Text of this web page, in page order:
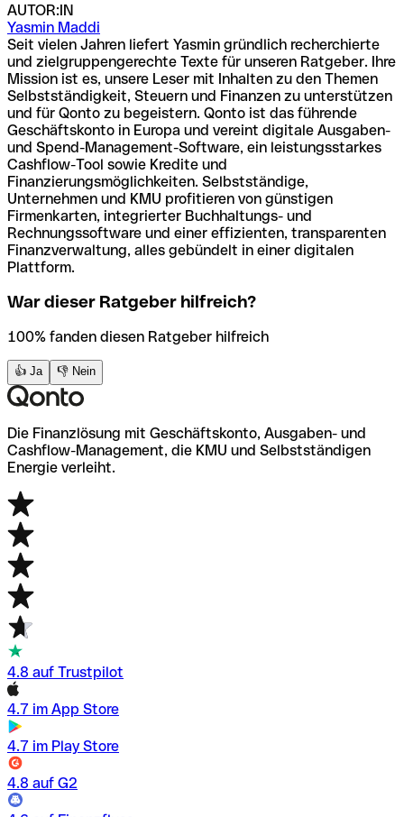
AUTOR:IN
Yasmin Maddi
Seit vielen Jahren liefert Yasmin gründlich recherchierte
und zielgruppengerechte Texte für unseren Ratgeber. Ihre
Mission ist es, unsere Leser mit Inhalten zu den Themen
Selbstständigkeit, Steuern und Finanzen zu unterstützen
und für Qonto zu begeistern. Qonto ist das führende
Geschäftskonto in Europa und vereint digitale Ausgaben-
und Spend-Management-Software, ein leistungsstarkes
Cashflow-Tool sowie Kredite und
Finanzierungsmöglichkeiten. Selbstständige,
Unternehmen und KMU profitieren von günstigen
Firmenkarten, integrierter Buchhaltungs- und
Rechnungssoftware und einer effizienten, transparenten
Finanzverwaltung, alles gebündelt in einer digitalen
Plattform.
War dieser Ratgeber hilfreich?
100% fanden diesen Ratgeber hilfreich
👍 Ja 👎 Nein
Die Finanzlösung mit Geschäftskonto, Ausgaben- und
Cashflow-Management, die KMU und Selbstständigen
Energie verleiht.
4.8 auf Trustpilot
4.7 im App Store
4.7 im Play Store
4.8 auf G2